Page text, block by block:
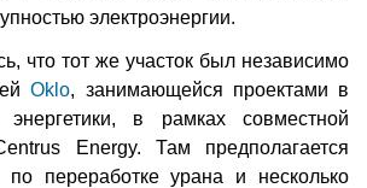
электроэнергии.
что тот же участок был независимо
Oklo, занимающейся проектами в
в рамках совместной
Energy. Там предполагается
по переработке урана и несколько